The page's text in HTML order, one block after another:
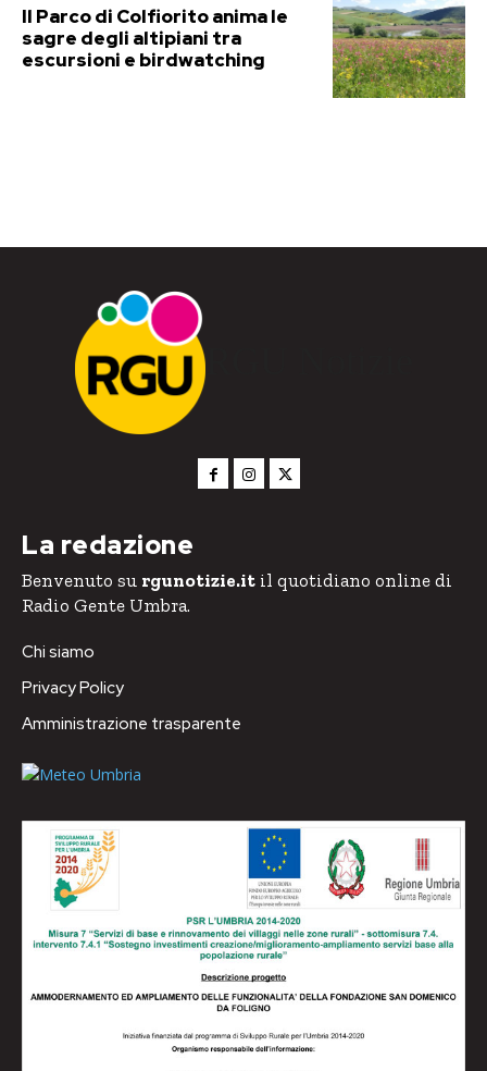
Il Parco di Colfiorito anima le
sagre degli altipiani tra
escursioni e birdwatching
RGU Notizie
La redazione
Benvenuto su rgunotizie.it il quotidiano online di
Radio Gente Umbra.
Chi siamo
Privacy Policy
Amministrazione trasparente